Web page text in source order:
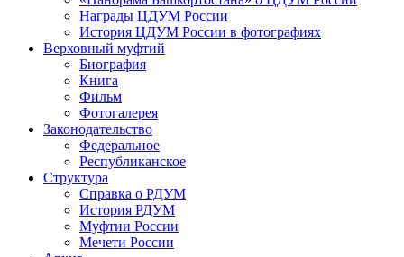
Награды ЦДУМ России
История ЦДУМ России в фотографиях
Верховный муфтий
Биография
Книга
Фильм
Фотогалерея
Законодательство
Федеральное
Республиканское
Структура
Справка о РДУМ
История РДУМ
Муфтии России
Мечети России